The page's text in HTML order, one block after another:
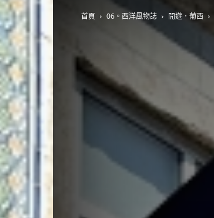
首頁 06。西洋風物誌 閒遊．葡西